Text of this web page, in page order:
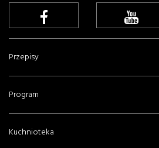
Przepisy
Program
Kuchnioteka